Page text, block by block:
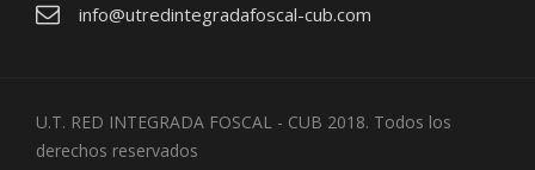
info@utredintegradafoscal-cub.com
U.T. RED INTEGRADA FOSCAL - CUB 2018. Todos los
derechos reservados